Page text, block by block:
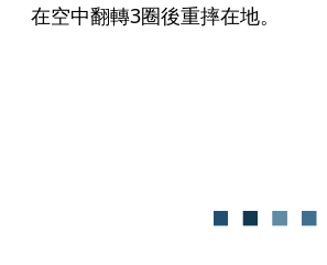
在空中翻轉3圈後重摔在地。